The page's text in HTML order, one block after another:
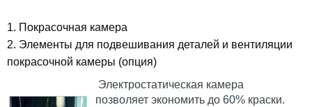
1. Покрасочная камера
2. Элементы для подвешивания деталей и вентиляции
покрасочной камеры (опция)
Электростатическая камера
позволяет экономить до 60% краски.